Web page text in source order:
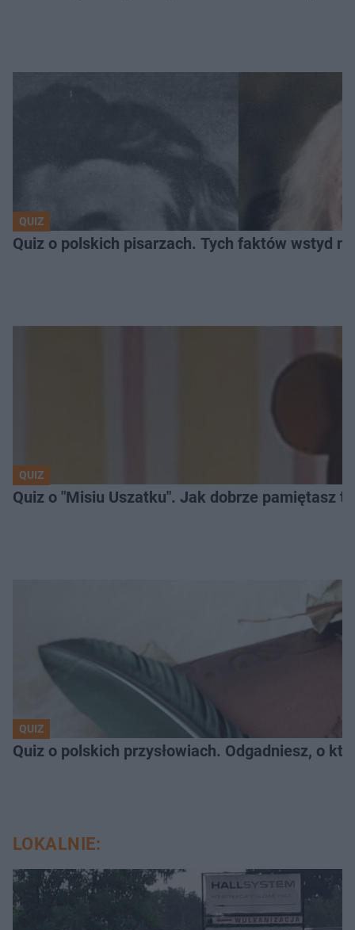
QUIZ
Quiz o polskich pisarzach. Tych faktów wstyd
QUIZ
Quiz o "Misiu Uszatku". Jak dobrze pamiętasz
QUIZ
Quiz o polskich przysłowiach. Odgadniesz, o
LOKALNIE: